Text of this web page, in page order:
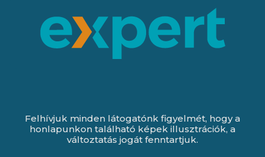
Felhívjuk minden látogatónk figyelmét, hogy a
honlapunkon található képek illusztrációk, a
változtatás jogát fenntartjuk.